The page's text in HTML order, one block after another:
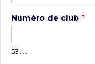
Numéro de club*
53……